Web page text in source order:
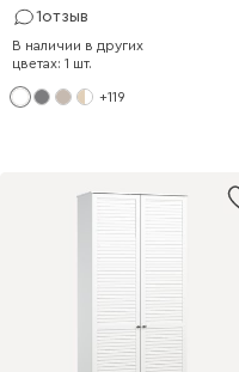
1отзыв
В наличии в других
цветах: 1 шт.
+119